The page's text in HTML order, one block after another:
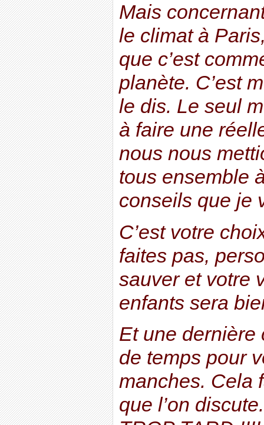
Mais
le climat à
que c’est
planète. C’est
le dis. Le seul
à faire une
nous nous
tous ensemble
conseils que je
C’est votre
faites pas,
sauver et votre
enfants sera
Et une dernière
de temps pour
manches. Cela
que l’on